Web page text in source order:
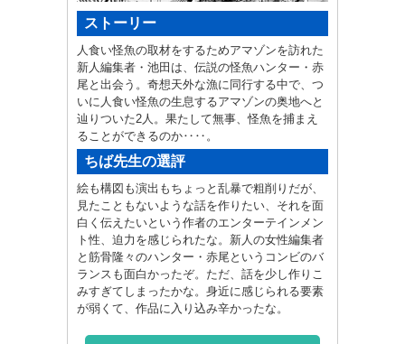
ストーリー
人食い怪魚の取材をするためアマゾンを訪れた
新人編集者・池田は、伝説の怪魚ハンター・赤
尾と出会う。奇想天外な漁に同行する中で、つ
いに人食い怪魚の生息するアマゾンの奥地へと
辿りついた2人。果たして無事、怪魚を捕まえ
ることができるのか‥‥。
ちば先生の選評
絵も構図も演出もちょっと乱暴で粗削りだが、
見たこともないような話を作りたい、それを面
白く伝えたいという作者のエンターテインメン
ト性、迫力を感じられたな。新人の女性編集者
と筋骨隆々のハンター・赤尾というコンビのバ
ランスも面白かったぞ。ただ、話を少し作りこ
みすぎてしまったかな。身近に感じられる要素
が弱くて、作品に入り込み辛かったな。